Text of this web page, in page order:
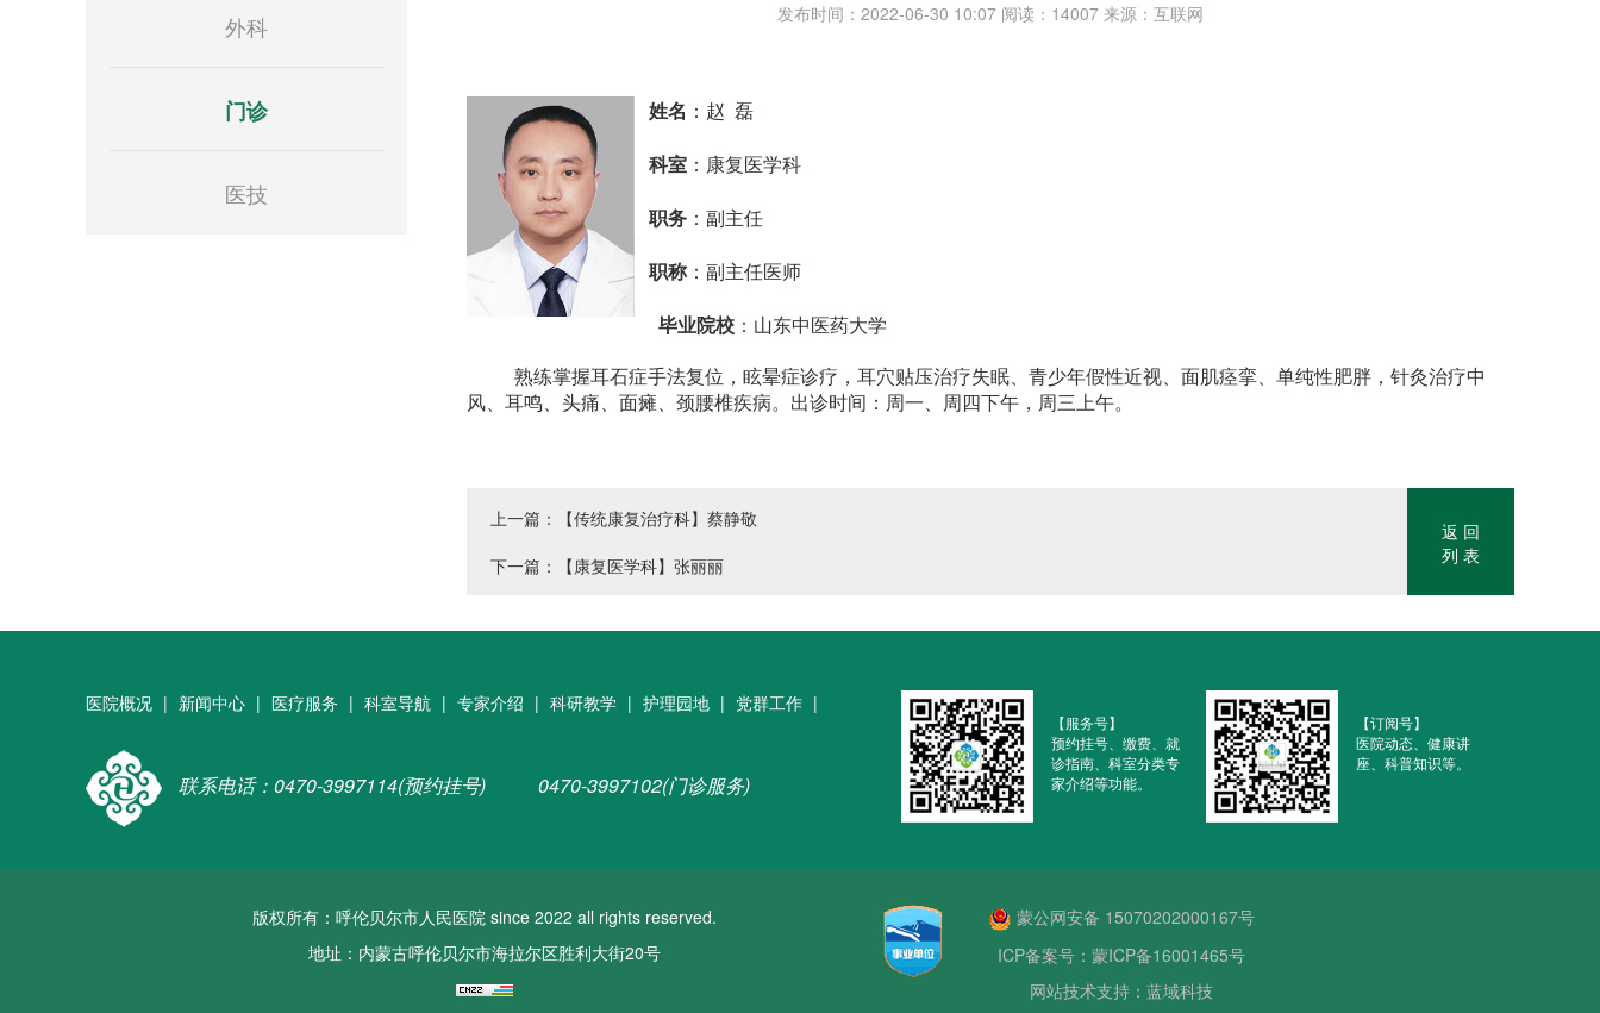
外科
门诊
医技
发布时间：2022-06-30 10:07 阅读：14007 来源：互联网
姓名 ：赵 磊
科室 ：康复医学科
职务 ：副主任
职称 ：副主任医师
毕业院校 ： 山东中医药大学
熟练掌握耳石症手法复位，眩晕症诊疗，耳穴贴压治疗失眠、青少年假性近视、面肌痉挛、单纯性肥胖，针灸治疗中
风、耳鸣、头痛、面瘫、颈腰椎疾病。出诊时间：周一、周四下午，周三上午。
上一篇：【传统康复治疗科】蔡静敬
下一篇：【康复医学科】张丽丽
返 回
列 表
医院概况 | 新闻中心 | 医疗服务 | 科室导航 | 专家介绍 | 科研教学 | 护理园地 | 党群工作 |
联系电话：0470-3997114(预约挂号) 0470-3997102(门诊服务)
【服务号】
预约挂号、缴费、就
诊指南、科室分类专
家介绍等功能。
【订阅号】
医院动态、健康讲
座、科普知识等。
版权所有：呼伦贝尔市人民医院 since 2022 all rights reserved.
地址：内蒙古呼伦贝尔市海拉尔区胜利大街20号
蒙公网安备 15070202000167号
ICP备案号：蒙ICP备16001465号
网站技术支持：蓝域科技